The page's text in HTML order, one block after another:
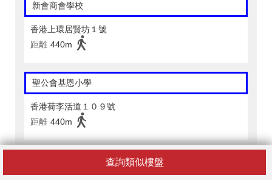
查詢類似樓盤
新會商會學校
香港上環居賢坊１號
距離 440m
聖公會基恩小學
香港荷李活道１０９號
距離 440m
Island Christian Academy